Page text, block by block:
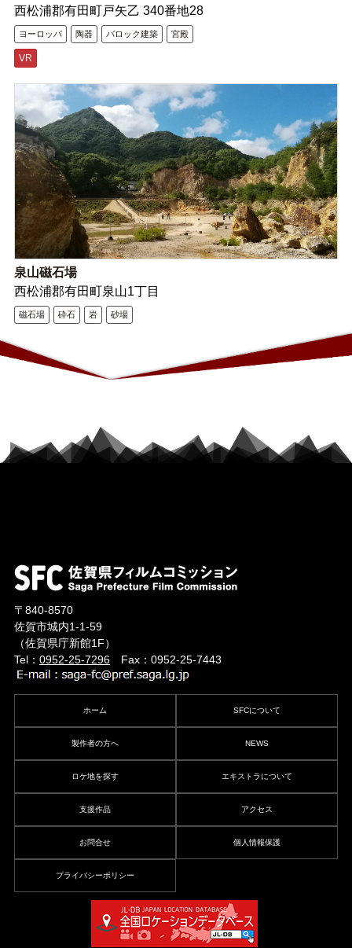
西松浦郡有田町戸矢乙 340番地28
ヨーロッパ 陶器 バロック建築 宮殿
VR
泉山磁石場
西松浦郡有田町泉山1丁目
磁石場 砕石 岩 砂場
〒840-8570
佐賀市城内1-1-59
（佐賀県庁新館1F）
Tel： 0952-25-7296Fax：0952-25-7443
ホーム SFCについて
製作者の方へ NEWS
ロケ地を探す エキストラについて
支援作品 アクセス
お問合せ 個人情報保護
プライバシーポリシー